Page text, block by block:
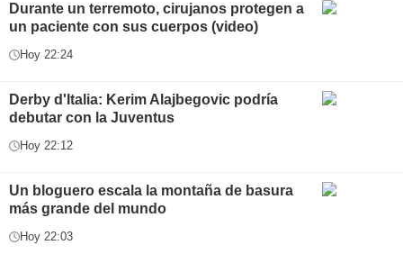
Durante un terremoto, cirujanos protegen a
un paciente con sus cuerpos (video)
Hoy 22:24
Derby d'Italia: Kerim Alajbegovic podría
debutar con la Juventus
Hoy 22:12
Un bloguero escala la montaña de basura
más grande del mundo
Hoy 22:03